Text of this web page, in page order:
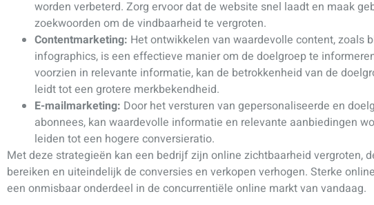
worden verbeterd. Zorg ervoor dat de website snel laadt en maak
zoekwoorden om de vindbaarheid te vergroten.
Contentmarketing: Het ontwikkelen van waardevolle content, zoals
infographics, is een effectieve manier om de doelgroep te
voorzien in relevante informatie, kan de betrokkenheid van de
leidt tot een grotere merkbekendheid.
E-mailmarketing: Door het versturen van gepersonaliseerde en
abonnees, kan waardevolle informatie en relevante aanbiedingen
leiden tot een hogere conversieratio.
Met deze strategieën kan een bedrijf zijn online zichtbaarheid vergroten,
bereiken en uiteindelijk de conversies en verkopen verhogen. Sterke
een onmisbaar onderdeel in de concurrentiële online markt van vandaag.